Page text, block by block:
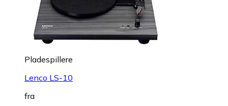
Pladespillere
Lenco LS-10
fra